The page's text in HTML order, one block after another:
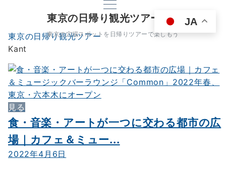
東京の日帰り観光ツアー
東京の穴場スポットを日帰りツアーで楽しもう
東京の日帰り観光ツアー
Kant
見る
食・音楽・アートが一つに交わる都市の広
場｜カフェ＆ミュー...
2022年4月6日
JA